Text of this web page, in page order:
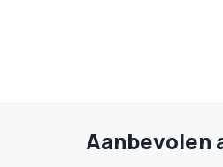
Aanbevolen